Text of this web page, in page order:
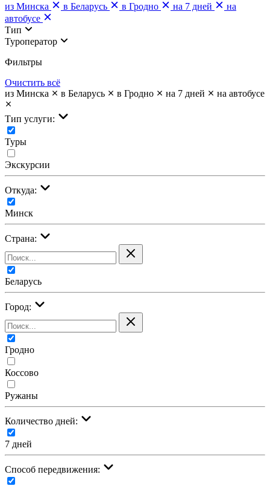
из Минска
в Беларусь в Гродно на 7 дней
на
автобусе
Тип
Туроператор
Фильтры
Очистить всё
из Минска
в Беларусь в Гродно на 7 дней на автобусе
Тип услуги:
Туры
Экскурсии
Откуда:
Минск
Страна:
Беларусь
Город:
Гродно
Коссово
Ружаны
Количество дней:
7 дней
Cпособ передвижения: